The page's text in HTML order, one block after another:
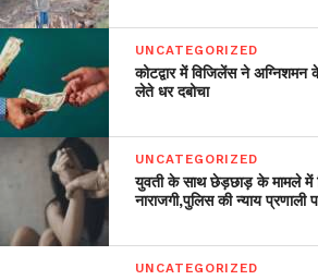
UNCATEGORIZED
कोटद्वार में विजिलेंस ने अग्निशमन
लेते धर दबोचा
UNCATEGORIZED
युवती के साथ छेड़छाड़ के मामले में
नाराजगी,पुलिस की न्याय प्रणाली
UNCATEGORIZED